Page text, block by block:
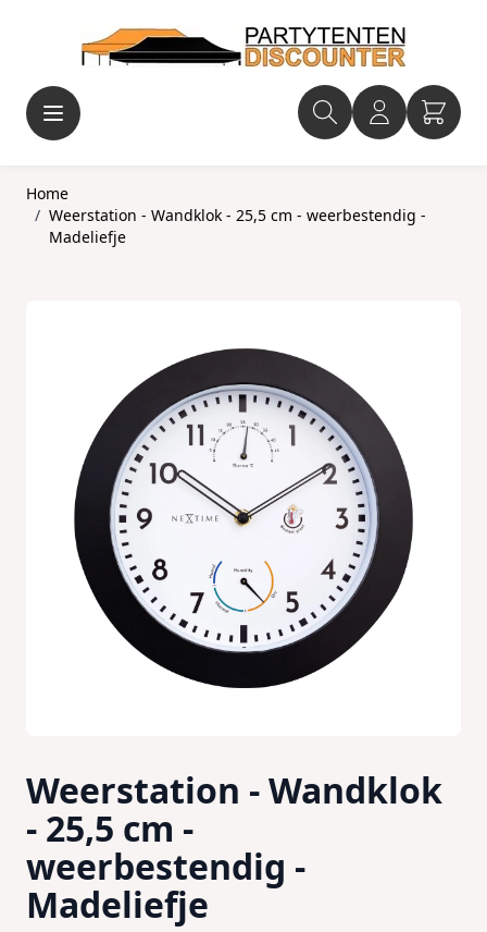
Home
/ Weerstation - Wandklok - 25,5 cm - weerbestendig -
Madeliefje
Weerstation - Wandklok
- 25,5 cm -
weerbestendig -
Madeliefje